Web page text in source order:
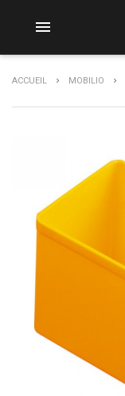

ACCUEIL MOBILIO